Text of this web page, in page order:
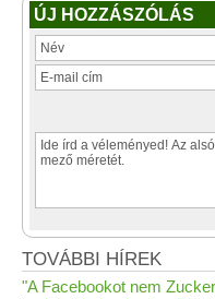
ÚJ HOZZÁSZÓLÁS
TOVÁBBI HÍREK
"A Facebookot nem